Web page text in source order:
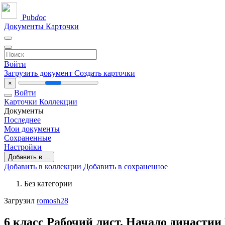
Pubdoc
Документы Карточки
Войти
Загрузить документ Создать карточки
×
Войти
Карточки Коллекции
Документы
Последнее
Мои документы
Сохраненные
Настройки
Добавить в ...
Добавить в коллекции Добавить в сохраненное
Без категории
Загрузил romosh28
6 класс Рабочий лист. Начало